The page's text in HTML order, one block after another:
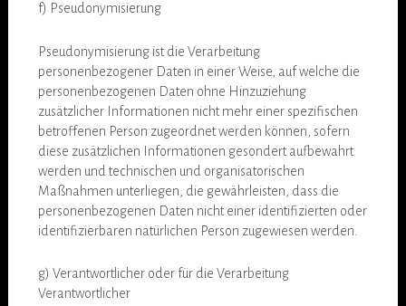
f) Pseudonymisierung
Pseudonymisierung ist die Verarbeitung
personenbezogener Daten in einer Weise, auf welche die
personenbezogenen Daten ohne Hinzuziehung
zusätzlicher Informationen nicht mehr einer spezifischen
betroffenen Person zugeordnet werden können, sofern
diese zusätzlichen Informationen gesondert aufbewahrt
werden und technischen und organisatorischen
Maßnahmen unterliegen, die gewährleisten, dass die
personenbezogenen Daten nicht einer identifizierten oder
identifizierbaren natürlichen Person zugewiesen werden.
g) Verantwortlicher oder für die Verarbeitung
Verantwortlicher